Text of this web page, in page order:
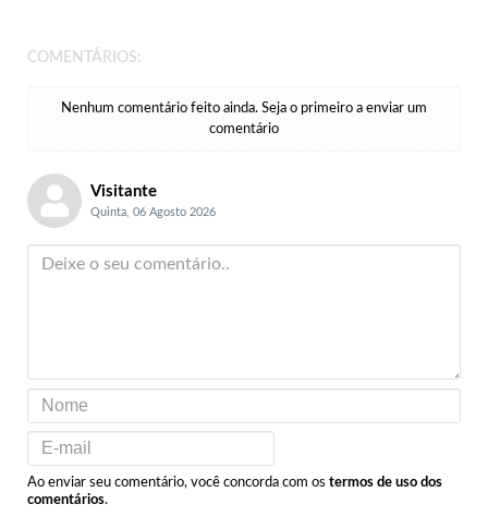
COMENTÁRIOS:
Nenhum comentário feito ainda. Seja o primeiro a enviar um
comentário
Visitante
Quinta, 06 Agosto 2026
Ao enviar seu comentário, você concorda com os termos de uso dos
comentários.